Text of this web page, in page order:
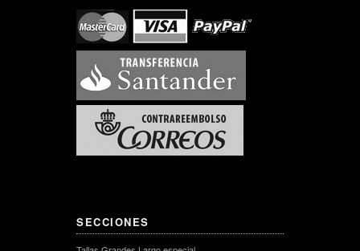
SECCIONES